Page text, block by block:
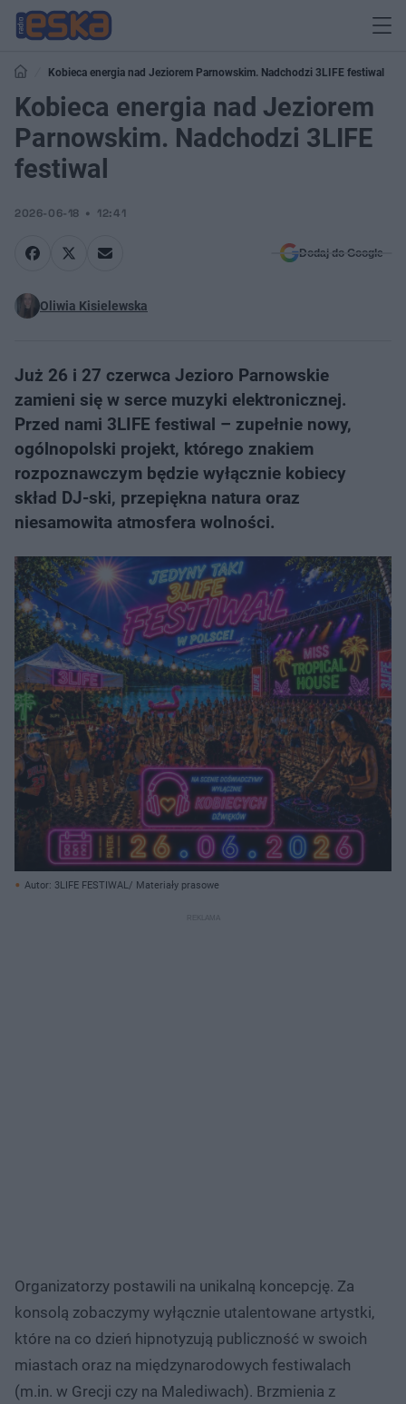
Kobieca energia nad Jeziorem Parnowskim. Nadchodzi 3LIFE festiwal
Kobieca energia nad Jeziorem
Parnowskim. Nadchodzi 3LIFE
festiwal
2026-06-18 12:41
Dodaj do Google
Oliwia Kisielewska
Już 26 i 27 czerwca Jezioro Parnowskie
zamieni się w serce muzyki elektronicznej.
Przed nami 3LIFE festiwal – zupełnie nowy,
ogólnopolski projekt, którego znakiem
rozpoznawczym będzie wyłącznie kobiecy
skład DJ-ski, przepiękna natura oraz
niesamowita atmosfera wolności.
Autor: 3LIFE FESTIWAL/ Materiały prasowe
Organizatorzy postawili na unikalną koncepcję. Za
konsolą zobaczymy wyłącznie utalentowane artystki,
które na co dzień hipnotyzują publiczność w swoich
miastach oraz na międzynarodowych festiwalach
(m.in. w Grecji czy na Malediwach). Brzmienia z